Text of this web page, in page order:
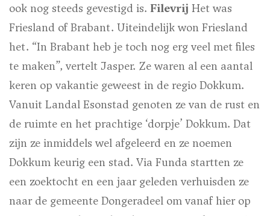
ook nog steeds gevestigd is. Filevrij Het was
Friesland of Brabant. Uiteindelijk won Friesland
het. “In Brabant heb je toch nog erg veel met files
te maken”, vertelt Jasper. Ze waren al een aantal
keren op vakantie geweest in de regio Dokkum.
Vanuit Landal Esonstad genoten ze van de rust en
de ruimte en het prachtige ‘dorpje’ Dokkum. Dat
zijn ze inmiddels wel afgeleerd en ze noemen
Dokkum keurig een stad. Via Funda startten ze
een zoektocht en een jaar geleden verhuisden ze
naar de gemeente Dongeradeel om vanaf hier op